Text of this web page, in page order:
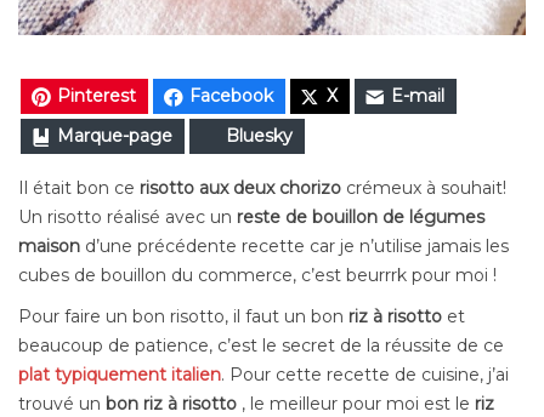
Pinterest Facebook X
E-mail
Marque-page
Bluesky
Il était bon ce risotto aux deux chorizo crémeux à souhait!
Un risotto réalisé avec un reste de bouillon de légumes
maison d’une précédente recette car je n’utilise jamais les
cubes de bouillon du commerce, c’est beurrrk pour moi !
Pour faire un bon risotto, il faut un bon riz à risotto et
beaucoup de patience, c’est le secret de la réussite de ce
plat typiquement italien. Pour cette recette de cuisine, j’ai
trouvé un bon riz à risotto , le meilleur pour moi est le riz